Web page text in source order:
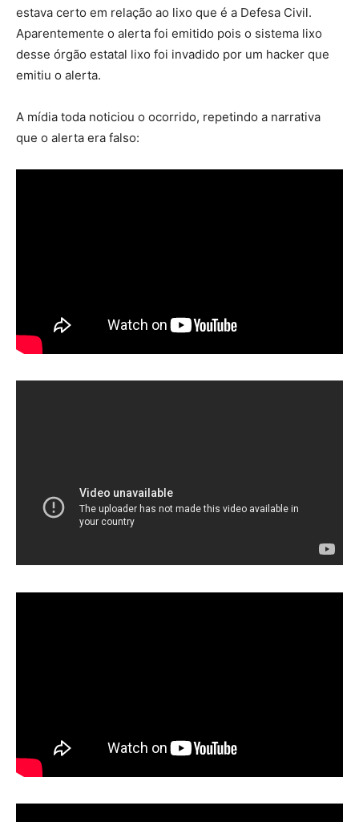
estava certo em relação ao lixo que é a Defesa Civil.
Aparentemente o alerta foi emitido pois o sistema lixo
desse órgão estatal lixo foi invadido por um hacker que
emitiu o alerta.
A mídia toda noticiou o ocorrido, repetindo a narrativa
que o alerta era falso: